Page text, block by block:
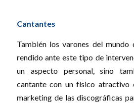
Cantantes
También los varones del mundo
rendido ante este tipo de
un aspecto personal, sino
cantante con un físico atractivo
marketing de las discográficas